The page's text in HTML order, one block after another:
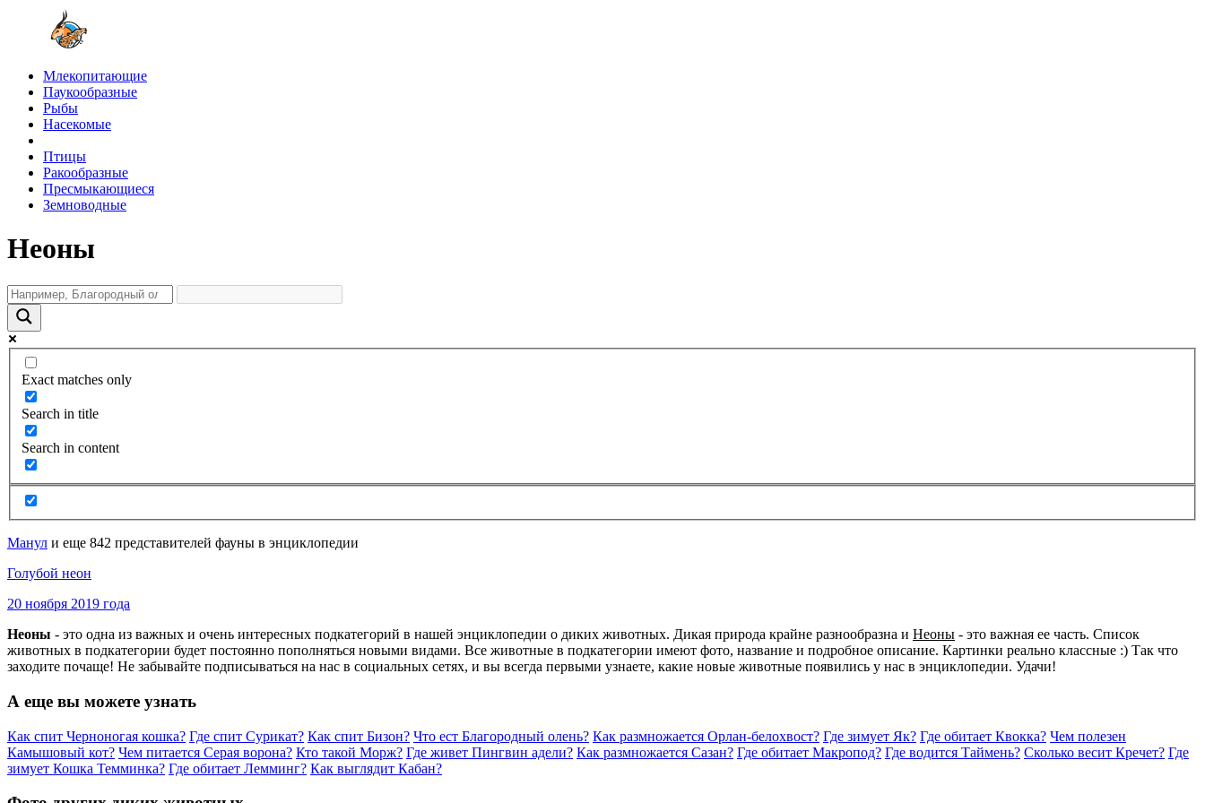
Млекопитающие
Паукообразные
Рыбы
Насекомые
Птицы
Ракообразные
Пресмыкающиеся
Земноводные
Неоны
Exact matches only
Search in title
Search in content
Манул и еще 842 представителей фауны в энциклопедии
Голубой неон
20 ноября 2019 года
Неоны - это одна из важных и очень интересных подкатегорий в нашей энциклопедии о диких животных. Дикая природа крайне разнообразна и Неоны - это важная ее часть. Список
животных в подкатегории будет постоянно пополняться новыми видами. Все животные в подкатегории имеют фото, название и подробное описание. Картинки реально классные :) Так что
заходите почаще! Не забывайте подписываться на нас в социальных сетях, и вы всегда первыми узнаете, какие новые животные появились у нас в энциклопедии. Удачи!
А еще вы можете узнать
Как спит Черноногая кошка? Где спит Сурикат? Как спит Бизон? Что ест Благородный олень? Как размножается Орлан-белохвост? Где зимует Як? Где обитает Квокка? Чем полезен
Камышовый кот? Чем питается Серая ворона? Кто такой Морж? Где живет Пингвин адели? Как размножается Сазан? Где обитает Макропод? Где водится Таймень? Сколько весит Кречет? Где
зимует Кошка Темминка? Где обитает Лемминг? Как выглядит Кабан?